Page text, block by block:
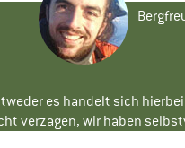
es handelt sich
verzagen, wir haben